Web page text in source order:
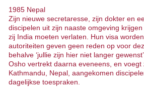
1985 Nepal
Zijn nieuwe secretaresse, zijn dokter en
discipelen uit zijn naaste omgeving
zij India moeten verlaten. Hun visa
autoriteiten geven geen reden op voor
behalve ‘jullie zijn hier niet langer gewenst’.
Osho vertrekt daarna eveneens, en voegt
Kathmandu, Nepal, aangekomen
dagelijkse toespraken.